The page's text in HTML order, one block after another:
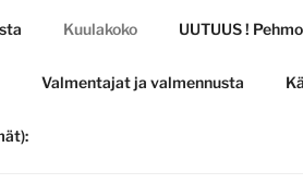
Kuulakoko UUTUUS !
Valmentajat ja valmennusta